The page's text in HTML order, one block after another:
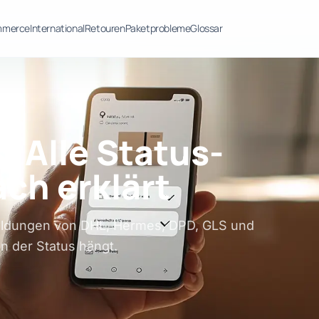
InternationalRetourenPaketproblemeGlossar
Alle Status-
erklärt
von DHL, Hermes, DPD, GLS und
der Status hängt.